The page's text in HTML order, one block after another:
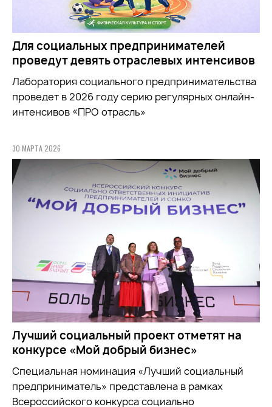
Для социальных предпринимателей
проведут девять отраслевых интенсивов
Лаборатория социального предпринимательства
проведет в 2026 году серию регулярных онлайн-
интенсивов «ПРО отрасль»
30 МАРТА 2026
Лучший социальный проект отметят на
конкурсе «Мой добрый бизнес»
Специальная номинация «Лучший социальный
предприниматель» представлена в рамках
Всероссийского конкурса социально